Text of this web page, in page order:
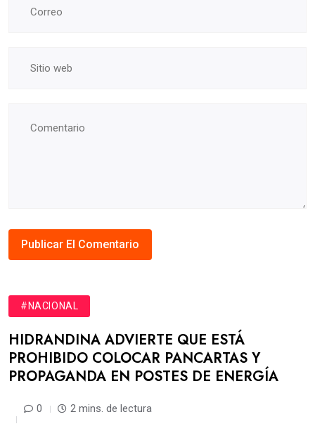
#NACIONAL
HIDRANDINA ADVIERTE QUE ESTÁ
PROHIBIDO COLOCAR PANCARTAS Y
PROPAGANDA EN POSTES DE ENERGÍA
0 2 mins. de lectura